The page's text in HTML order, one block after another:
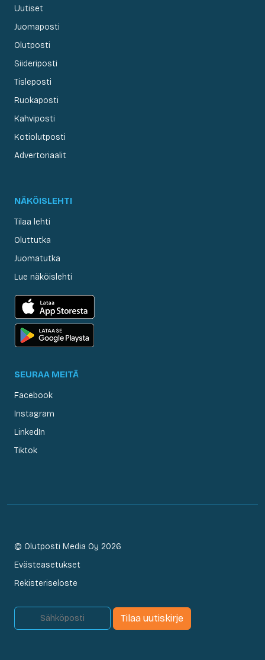
Uutiset
Juomaposti
Olutposti
Siideriposti
Tisleposti
Ruokaposti
Kahviposti
Kotiolutposti
Advertoriaalit
NÄKÖISLEHTI
Tilaa lehti
Oluttutka
Juomatutka
Lue näköislehti
SEURAA MEITÄ
Facebook
Instagram
LinkedIn
Tiktok
© Olutposti Media Oy 2026
Evästeasetukset
Rekisteriseloste
Tilaa uutiskirje